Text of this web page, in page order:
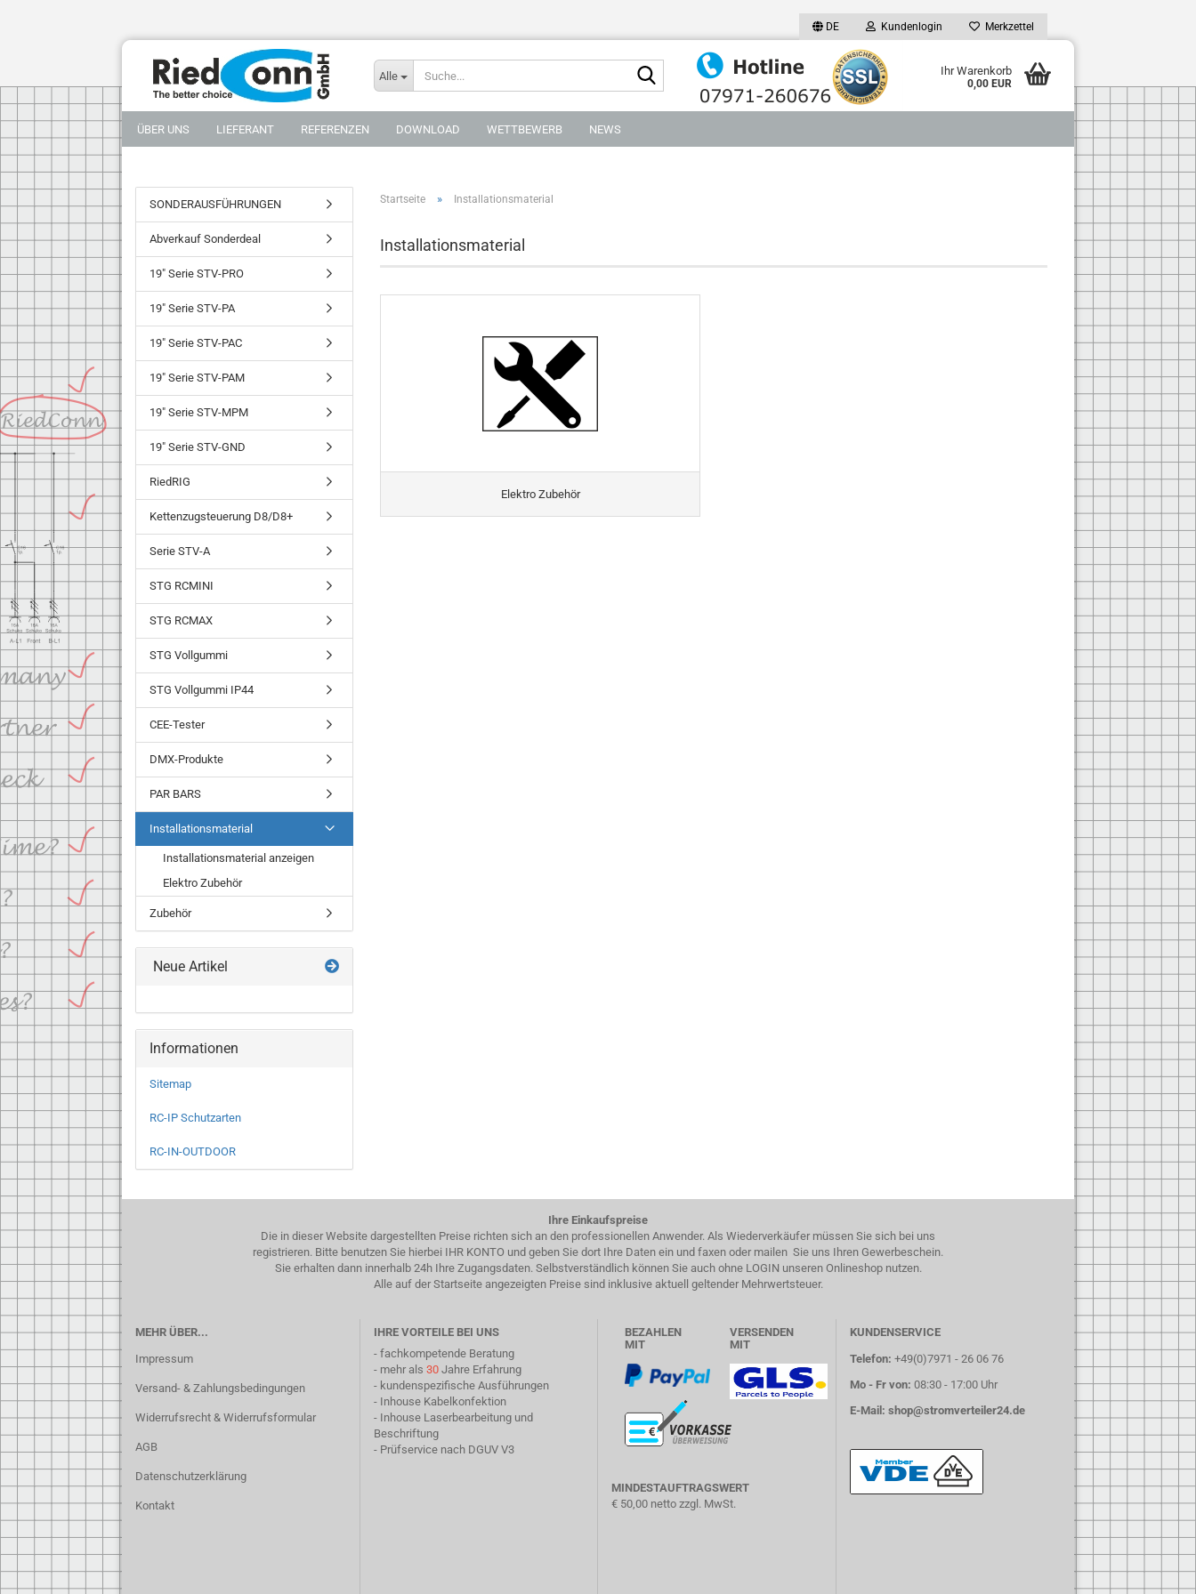
DE Kundenlogin Merkzettel
Alle
Suche... Ihr Warenkorb
0,00 EUR
ÜBER UNS LIEFERANT REFERENZEN DOWNLOAD WETTBEWERB NEWS
Startseite » Installationsmaterial
Installationsmaterial
Elektro Zubehör
SONDERAUSFÜHRUNGEN
Abverkauf Sonderdeal
19" Serie STV-PRO
19" Serie STV-PA
19" Serie STV-PAC
19" Serie STV-PAM
19" Serie STV-MPM
19" Serie STV-GND
RiedRIG
Kettenzugsteuerung D8/D8+
Serie STV-A
STG RCMINI
STG RCMAX
STG Vollgummi
STG Vollgummi IP44
CEE-Tester
DMX-Produkte
PAR BARS
Installationsmaterial
Installationsmaterial anzeigen
Elektro Zubehör
Zubehör
Neue Artikel
Informationen
Sitemap
RC-IP Schutzarten
RC-IN-OUTDOOR
Ihre Einkaufspreise
Die in dieser Website dargestellten Preise richten sich an den professionellen Anwender. Als Wiederverkäufer müssen Sie sich bei uns
registrieren. Bitte benutzen Sie hierbei IHR KONTO und geben Sie dort Ihre Daten ein und faxen oder mailen Sie uns Ihren Gewerbeschein.
Sie erhalten dann innerhalb 24h Ihre Zugangsdaten. Selbstverständlich können Sie auch ohne LOGIN unseren Onlineshop nutzen.
Alle auf der Startseite angezeigten Preise sind inklusive aktuell geltender Mehrwertsteuer.
MEHR ÜBER...
Impressum
Versand- & Zahlungsbedingungen
Widerrufsrecht & Widerrufsformular
AGB
Datenschutzerklärung
Kontakt
IHRE VORTEILE BEI UNS
- fachkompetende Beratung
- mehr als 30Jahre Erfahrung
- kundenspezifische Ausführungen
- Inhouse Kabelkonfektion
- Inhouse Laserbearbeitung und
Beschriftung
- Prüfservice nach DGUV V3
BEZAHLEN
MIT
VERSENDEN
MIT
MINDESTAUFTRAGSWERT
€ 50,00 netto zzgl. MwSt.
KUNDENSERVICE
Telefon: +49(0)7971 - 26 06 76
Mo - Fr von: 08:30 - 17:00 Uhr
E-Mail: shop@stromverteiler24.de